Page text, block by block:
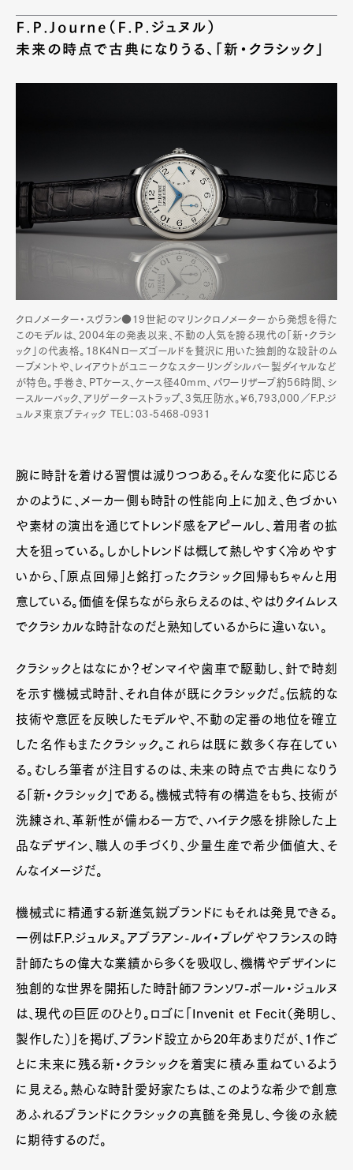
Official Columnist
About
Contact
F.P.Journe（F.P.ジュヌル）
未来の時点で古典になりうる、「新・クラシック」
クロノメーター・スヴラン●19世紀のマリンクロノメーターから発想を得た
このモデルは、2004年の発表以来、不動の人気を誇る現代の「新・クラシ
ック」の代表格。18K4Nローズゴールドを贅沢に用いた独創的な設計のム
ーブメントや、レイアウトがユニークなスターリングシルバー製ダイヤルなど
が特色。手巻き、PTケース、ケース径40mm、パワーリザーブ約56時間、シ
ースルーバック、アリゲーターストラップ、3気圧防水。¥6,793,000／F.P.ジ
ュルヌ東京ブティック TEL：03-5468-0931
腕に時計を着ける習慣は減りつつある。そんな変化に応じる
かのように、メーカー側も時計の性能向上に加え、色づかい
や素材の演出を通じてトレンド感をアピールし、着用者の拡
大を狙っている。しかしトレンドは概して熱しやすく冷めやす
いから、「原点回帰」と銘打ったクラシック回帰もちゃんと用
意している。価値を保ちながら永らえるのは、やはりタイムレス
でクラシカルな時計なのだと熟知しているからに違いない。
クラシックとはなにか？ゼンマイや歯車で駆動し、針で時刻
を示す機械式時計、それ自体が既にクラシックだ。伝統的な
技術や意匠を反映したモデルや、不動の定番の地位を確立
した名作もまたクラシック。これらは既に数多く存在してい
る。むしろ筆者が注目するのは、未来の時点で古典になりう
る「新・クラシック」である。機械式特有の構造をもち、技術が
洗練され、革新性が備わる一方で、ハイテク感を排除した上
品なデザイン、職人の手づくり、少量生産で希少価値大、そ
んなイメージだ。
機械式に精通する新進気鋭ブランドにもそれは発見できる。
一例はF.P.ジュルヌ。アブラアン-ルイ・ブレゲやフランスの時
計師たちの偉大な業績から多くを吸収し、機構やデザインに
独創的な世界を開拓した時計師フランソワ-ポール・ジュルヌ
は、現代の巨匠のひとり。ロゴに「Invenit et Fecit（発明し、
製作した）」を掲げ、ブランド設立から20年あまりだが、1作ご
とに未来に残る新・クラシックを着実に積み重ねているよう
に見える。熱心な時計愛好家たちは、このような希少で創意
あふれるブランドにクラシックの真髄を発見し、今後の永続
に期待するのだ。